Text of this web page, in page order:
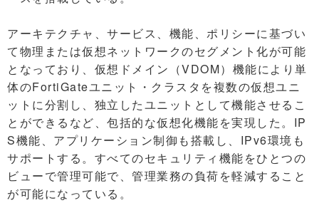
アーキテクチャ、サービス、機能、ポリシーに基づい
て物理または仮想ネットワークのセグメント化が可能
となっており、仮想ドメイン（VDOM）機能により単
体のFortiGateユニット・クラスタを複数の仮想ユニ
ットに分割し、独立したユニットとして機能させるこ
とができるなど、包括的な仮想化機能を実現した。IP
S機能、アプリケーション制御も搭載し、IPv6環境も
サポートする。すべてのセキュリティ機能をひとつの
ビューで管理可能で、管理業務の負荷を軽減すること
が可能になっている。